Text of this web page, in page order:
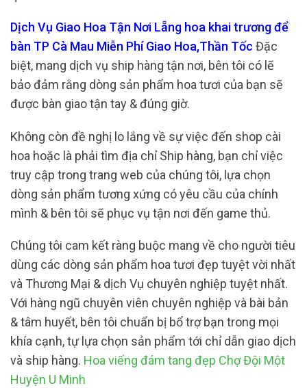
Dịch Vụ Giao Hoa Tận Nơi Lẵng hoa khai trương để
bàn TP Cà Mau Miễn Phí Giao Hoa,Thần Tốc Đặc
biệt, mang dịch vụ ship hàng tận nơi, bên tôi có lẽ
bảo đảm rằng dòng sản phẩm hoa tươi của bạn sẽ
được bàn giao tận tay & đúng giờ.
Không còn đề nghị lo lắng về sự việc đến shop cài
hoa hoặc là phải tìm địa chỉ Ship hàng, bạn chỉ việc
truy cập trong trang web của chúng tôi, lựa chọn
dòng sản phẩm tương xứng có yêu cầu của chính
mình & bên tôi sẽ phục vụ tận nơi đến game thủ.
Chúng tôi cam kết ràng buộc mang về cho người tiêu
dùng các dòng sản phẩm hoa tươi đẹp tuyệt vời nhất
và Thương Mại & dịch Vụ chuyên nghiệp tuyệt nhất.
Với hàng ngũ chuyên viên chuyên nghiệp và bài bản
& tâm huyết, bên tôi chuẩn bị bổ trợ bạn trong mọi
khía cạnh, tự lựa chọn sản phẩm tới chỉ dẫn giao dịch
và ship hàng. Hoa viếng đám tang đẹp Chợ Đội Một
Huyện U Minh